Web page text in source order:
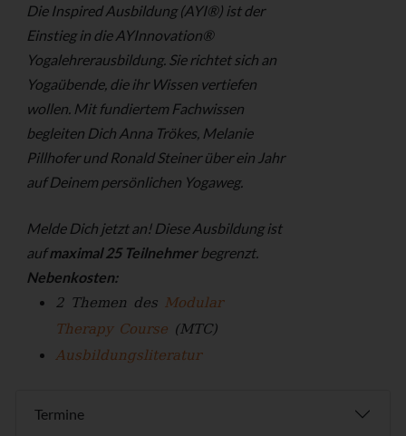
Die Inspired Ausbildung (AYI®) ist der
Einstieg in die AYInnovation®
Yogalehrerausbildung. Sie richtet sich an
Yogaübende, die ihr Wissen vertiefen
wollen. Mit fundiertem Fachwissen
begleiten Dich Anna Trökes, Melanie
Pillhofer und Ronald Steiner über ein Jahr
auf Deinem persönlichen Yogaweg.
Melde Dich jetzt an! Diese Ausbildung ist
aufmaximal 25 Teilnehmerbegrenzt.
Nebenkosten:
2 Themen des Modular
Therapy Course (MTC)
Ausbildungsliteratur
Termine